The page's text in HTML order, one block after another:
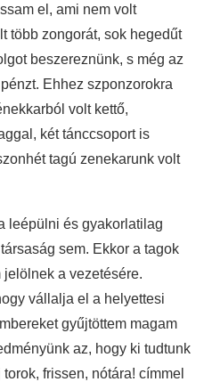
el, ami nem volt
több zongorát, sok hegedűt
beszereznünk, s még az
Ehhez szponzorokra
volt kettő,
két tánccsoport is
tagú zenekarunk volt
leépülni és gyakorlatilag
sem. Ekkor a tagok
a vezetésére.
vállalja el a helyettesi
gyűjtöttem magam
az, hogy ki tudtunk
frissen, nótára! címmel